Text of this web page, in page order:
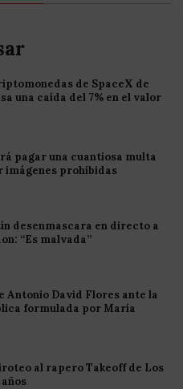
de SpaceX de
una caída del 7% en el valor
pagar una cuantiosa multa
prohibidas
desenmascara en directo a
“Es malvada”
Antonio David Flores ante la
formulada por María
al rapero Takeoff de Los